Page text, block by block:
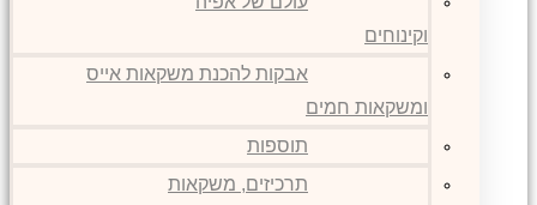
וקינוחים
אבקות להכנת משקאות אייס
ומשקאות חמים
תוספות
תרכיזים, משקאות